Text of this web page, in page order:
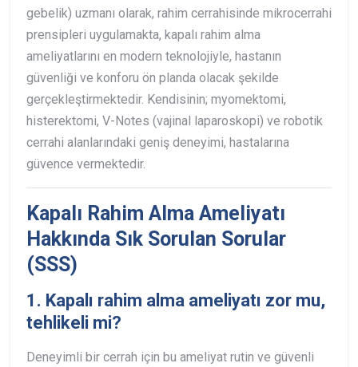
gebelik) uzmanı olarak, rahim cerrahisinde mikrocerrahi
prensipleri uygulamakta, kapalı rahim alma
ameliyatlarını en modern teknolojiyle, hastanın
güvenliği ve konforu ön planda olacak şekilde
gerçekleştirmektedir. Kendisinin; myomektomi,
histerektomi, V-Notes (vajinal laparoskopi) ve robotik
cerrahi alanlarındaki geniş deneyimi, hastalarına
güvence vermektedir.
Kapalı Rahim Alma Ameliyatı
Hakkında Sık Sorulan Sorular
(SSS)
1. Kapalı rahim alma ameliyatı zor mu,
tehlikeli mi?
Deneyimli bir cerrah için bu ameliyat rutin ve güvenli